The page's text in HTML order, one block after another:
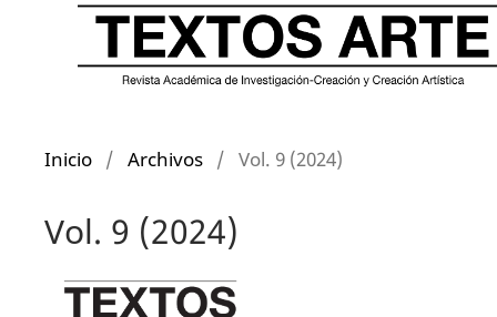
Inicio / Archivos / Vol. 9 (2024)
Vol. 9 (2024)